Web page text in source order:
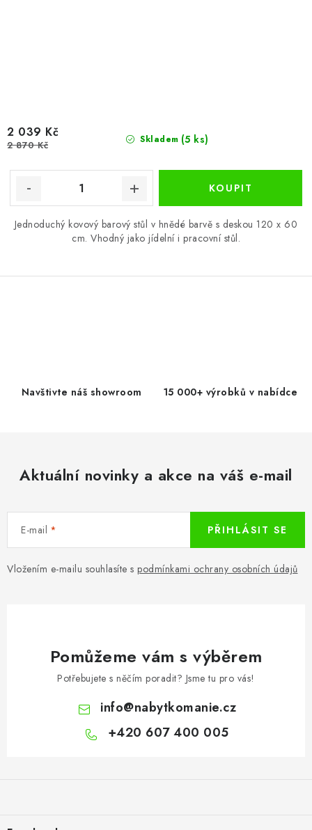
Skladem (5 ks)
2 039 Kč
2 870 Kč
Jednoduchý kovový barový stůl v hnědé barvě s deskou 120 x 60
cm. Vhodný jako jídelní i pracovní stůl.
k
v
ý
Navštivte náš showroom 15 000+ výrobků v nabídce
Aktuální novinky a akce na váš e-mail
E-mail
Vložením e-mailu souhlasíte s podmínkami ochrany osobních údajů
PŘIHLÁSIT SE
Pomůžeme vám s výběrem
Potřebujete s něčím poradit? Jsme tu pro vás!
info@nabytkomanie.cz
+420 607 400 005
a